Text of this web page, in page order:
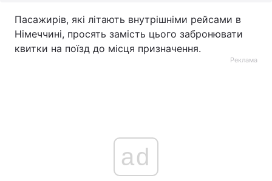
Пасажирів, які літають внутрішніми рейсами в
Німеччині, просять замість цього забронювати
квитки на поїзд до місця призначення.
Реклама
ad